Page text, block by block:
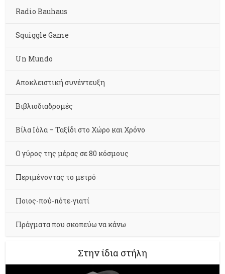
Radio Bauhaus
Squiggle Game
Un Mundo
Αποκλειστική συνέντευξη
Βιβλιοδιαδρομές
Βίλα Ιόλα – Ταξίδι στο Χώρο και Χρόνο
Ο γύρος της μέρας σε 80 κόσμους
Περιμένοντας το μετρό
Ποιος-πού-πότε-γιατί
Πράγματα που σκοπεύω να κάνω
Στην ίδια στήλη